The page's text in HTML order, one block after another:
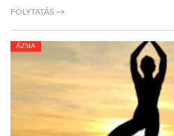
FOLYTATÁS →
ÁZSIA